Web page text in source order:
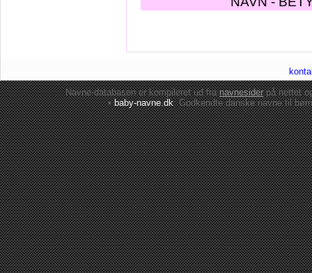
Navne-databasen er kompileret ud franavnesiderpå nettet
•baby-navne.dk: Godkendte danskenavne til børn